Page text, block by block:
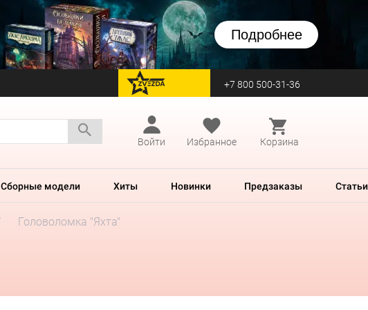
Подробнее
перейти на Zvezda +7 800 500-31-36
Войти
Избранное Корзина
Сборные модели Хиты Новинки Предзаказы Статьи
Головоломка "Яхта"